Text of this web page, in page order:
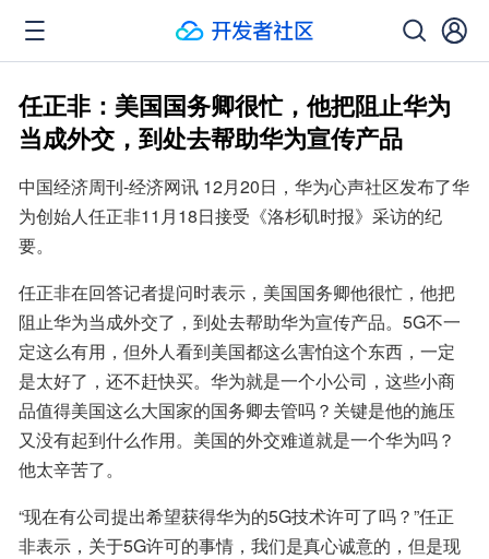
任正非：美国国务卿很忙，他把阻止华为
当成外交，到处去帮助华为宣传产品
中国经济周刊-经济网讯 12月20日，华为心声社区发布了华
为创始人任正非11月18日接受《洛杉矶时报》采访的纪
要。
任正非在回答记者提问时表示，美国国务卿他很忙，他把
阻止华为当成外交了，到处去帮助华为宣传产品。5G不一
定这么有用，但外人看到美国都这么害怕这个东西，一定
是太好了，还不赶快买。华为就是一个小公司，这些小商
品值得美国这么大国家的国务卿去管吗？关键是他的施压
又没有起到什么作用。美国的外交难道就是一个华为吗？
他太辛苦了。
“现在有公司提出希望获得华为的5G技术许可了吗？”任正
非表示，关于5G许可的事情，我们是真心诚意的，但是现